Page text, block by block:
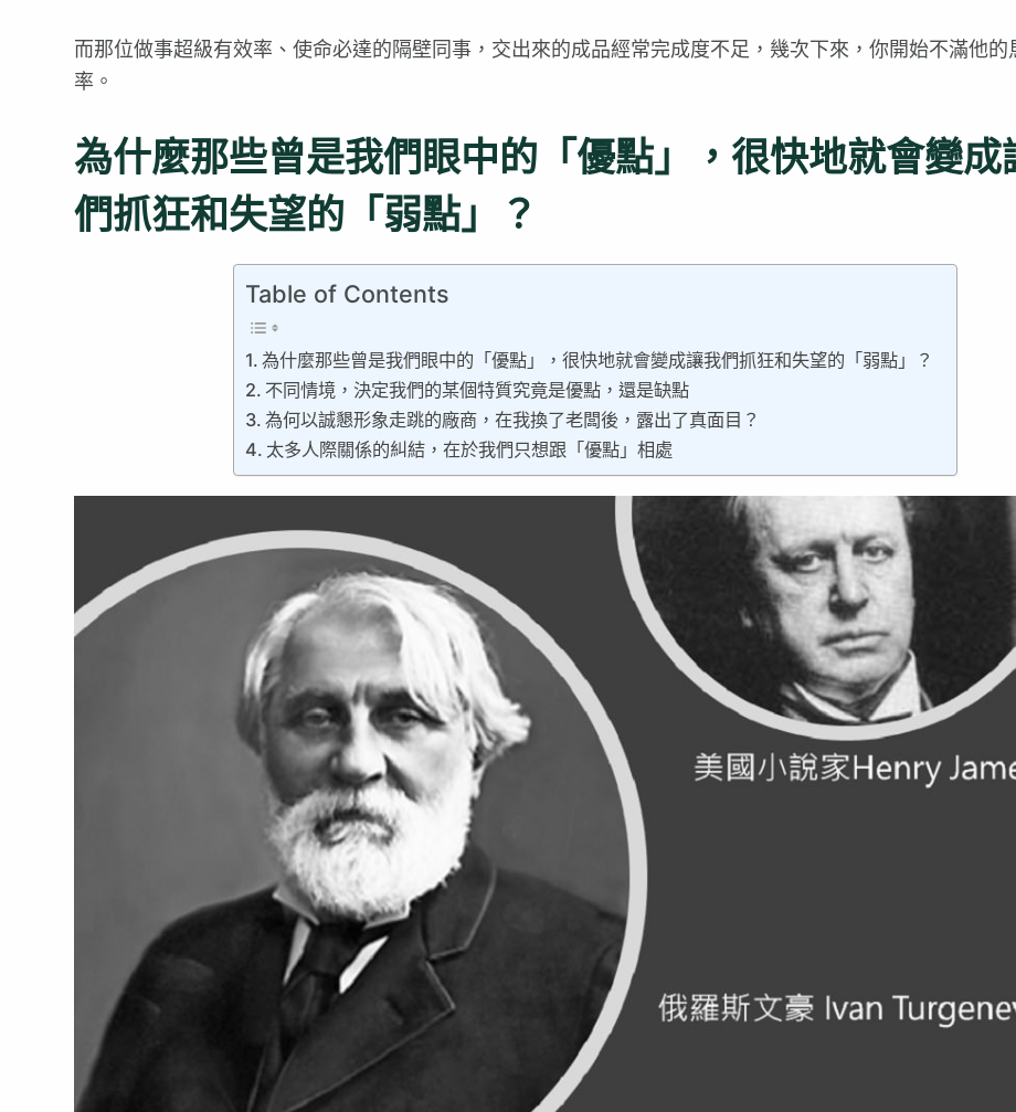
而那位做事超級有效率、使命必達的隔壁同事，交出來的成品經常完成度不足，幾次下來，你開始不滿他的
率。
為什麼那些曾是我們眼中的「優點」，很快地就會變成
們抓狂和失望的「弱點」？
Table of Contents
為什麼那些曾是我們眼中的「優點」，很快地就會變成讓我們抓狂和失望的「弱點」？
不同情境，決定我們的某個特質究竟是優點，還是缺點
為何以誠懇形象走跳的廠商，在我換了老闆後，露出了真面目？
太多人際關係的糾結，在於我們只想跟「優點」相處